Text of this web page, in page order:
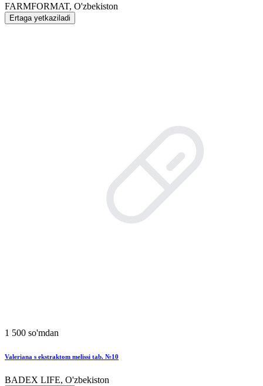
FARMFORMAT, O'zbekiston
Ertaga yetkaziladi
1 500 so'mdan
Valeriana s ekstraktom melissi tab. №10
BADEX LIFE, O'zbekiston